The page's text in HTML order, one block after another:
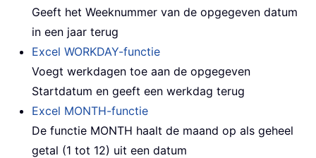
Geeft het Weeknummer van de opgegeven datum
in een jaar terug
Excel WORKDAY-functie
Voegt werkdagen toe aan de opgegeven
Startdatum en geeft een werkdag terug
Excel MONTH-functie
De functie MONTH haalt de maand op als geheel
getal (1 tot 12) uit een datum